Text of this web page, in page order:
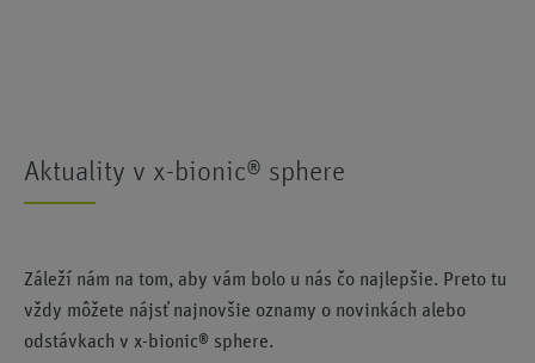
Aktuality v x-bionic® sphere
Záleží nám na tom, aby vám bolo u nás čo najlepšie. Preto tu
vždy môžete nájsť najnovšie oznamy o novinkách alebo
odstávkach v x-bionic® sphere.